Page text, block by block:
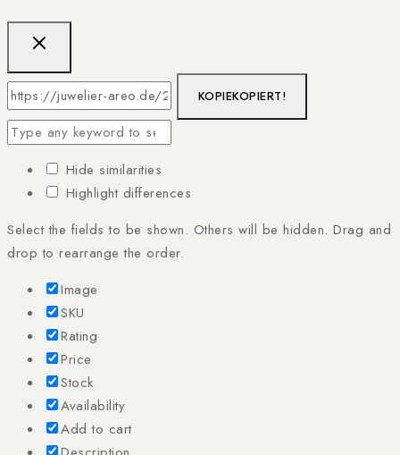
KOPIEKOPIERT!
Hide similarities
Highlight differences
Select the fields to be shown. Others will be hidden. Drag and
drop to rearrange the order.
Image
SKU
Rating
Price
Stock
Availability
Add to cart